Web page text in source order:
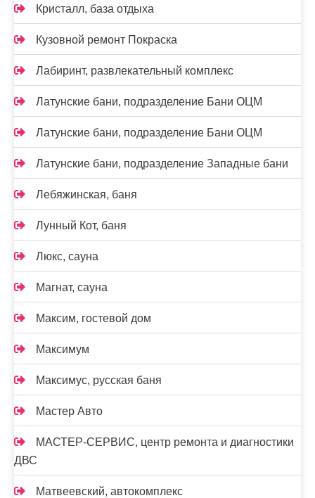
Кристалл, база отдыха
Кузовной ремонт Покраска
Лабиринт, развлекательный комплекс
Латунские бани, подразделение Бани ОЦМ
Латунские бани, подразделение Бани ОЦМ
Латунские бани, подразделение Западные бани
Лебяжинская, баня
Лунный Кот, баня
Люкс, сауна
Магнат, сауна
Максим, гостевой дом
Максимум
Максимус, русская баня
Мастер Авто
МАСТЕР-СЕРВИС, центр ремонта и диагностики
ДВС
Матвеевский, автокомплекс